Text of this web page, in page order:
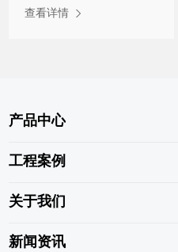
查看详情
产品中心
工程案例
关于我们
新闻资讯